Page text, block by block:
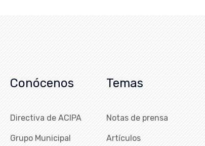
Conócenos
Directiva de ACIPA
Grupo Municipal
Temas
Notas de prensa
Artículos